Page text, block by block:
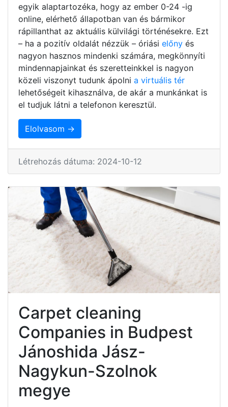
egyik alaptartozéka, hogy az ember 0-24 -ig
online, elérhető állapotban van és bármikor
rápillanthat az aktuális külvilági történésekre. Ezt
– ha a pozitív oldalát nézzük – óriási előny és
nagyon hasznos mindenki számára, megkönnyíti
mindennapjainkat és szeretteinkkel is nagyon
közeli viszonyt tudunk ápolni a virtuális tér
lehetőségeit kihasználva, de akár a munkánkat is
el tudjuk látni a telefonon keresztül.
Elolvasom →
Létrehozás dátuma: 2024-10-12
Carpet cleaning
Companies in Budpest
Jánoshida Jász-
Nagykun-Szolnok
megye